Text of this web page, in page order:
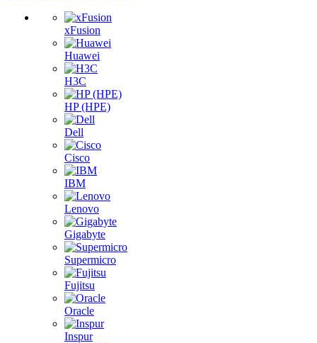
xFusion
Huawei
H3C
HP (HPE)
Dell
Cisco
IBM
Lenovo
Gigabyte
Supermicro
Fujitsu
Oracle
Inspur